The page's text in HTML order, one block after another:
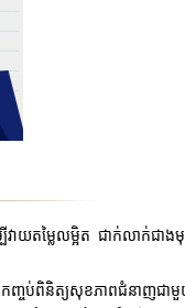
ាយតម្លៃលម្អិត ជាក់លាក់ជាង
កញ្ចប់ពិនិត្យសុខភាពជំនាញជា